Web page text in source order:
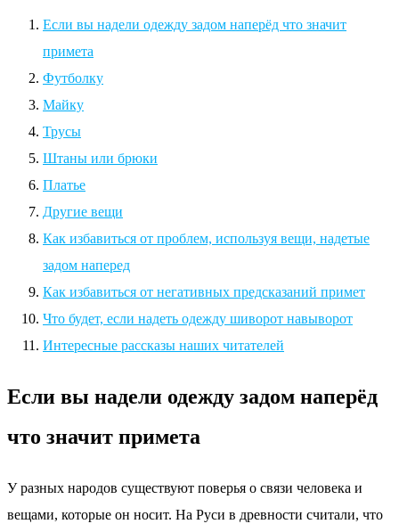
Если вы надели одежду задом наперёд что значит
примета
Футболку
Майку
Трусы
Штаны или брюки
Платье
Другие вещи
Как избавиться от проблем, используя вещи, надетые
задом наперед
Как избавиться от негативных предсказаний примет
Что будет, если надеть одежду шиворот навыворот
Интересные рассказы наших читателей
Если вы надели одежду задом наперёд
что значит примета
У разных народов существуют поверья о связи человека и
вещами, которые он носит. На Руси в древности считали, что